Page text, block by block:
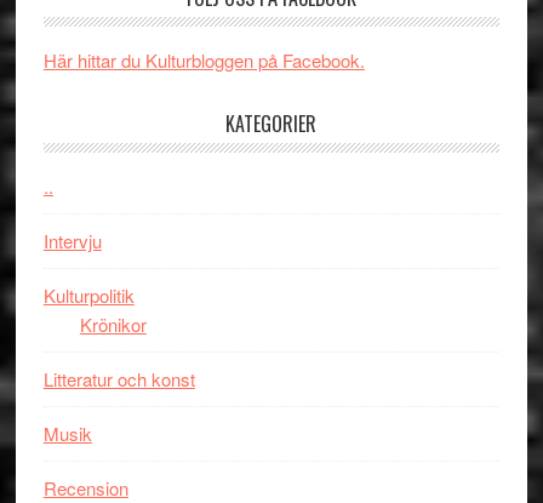
människans
unga
ARNE
GOES
får
Här hittar du Kulturbloggen på Facebook.
KATEGORIER
..
Intervju
Kulturpolitik
Krönikor
Litteratur och konst
Musik
Recension